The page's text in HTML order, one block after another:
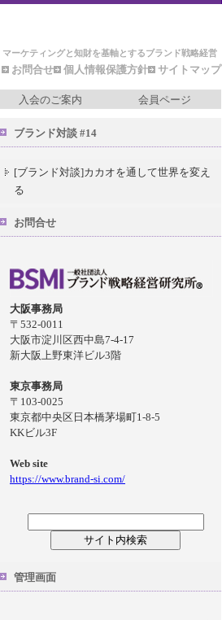
マーケティングと知財を基軸とするブランド戦略経営
お問合せ 個人情報保護方針 サイトマップ
入会のご案内 会員ページ
ブランド対談 #14
[ブランド対談]カカオを通して世界を変え
る
お問合せ
大阪事務局
〒532-0011
大阪市淀川区西中島7-4-17
新大阪上野東洋ビル3階
東京事務局
〒103-0025
東京都中央区日本橋茅場町1-8-5
KKビル3F
Web site
https://www.brand-si.com/
管理画面